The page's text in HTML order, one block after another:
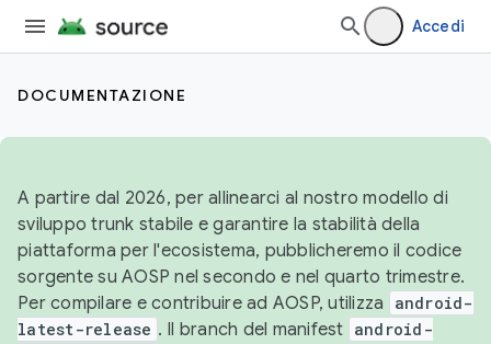
Accedi
DOCUMENTAZIONE
A partire dal 2026, per allinearci al nostro modello di
sviluppo trunk stabile e garantire la stabilità della
piattaforma per l'ecosistema, pubblicheremo il codice
sorgente su AOSP nel secondo e nel quarto trimestre.
Per compilare e contribuire ad AOSP, utilizza
android-
latest-release . Il branch del manifest android-